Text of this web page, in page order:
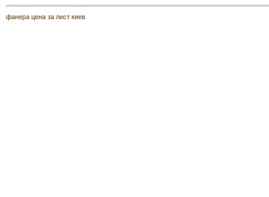
фанера цена за лист киев